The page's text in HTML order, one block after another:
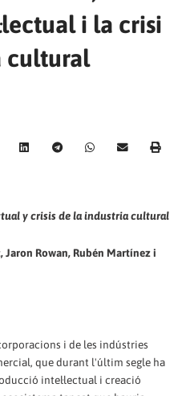
i la crisi
cultural
y crisis de la industria cultural
Jaron Rowan, Rubén Martínez i
i de les indústries
que durant l'últim segle ha
intel·lectual i creació